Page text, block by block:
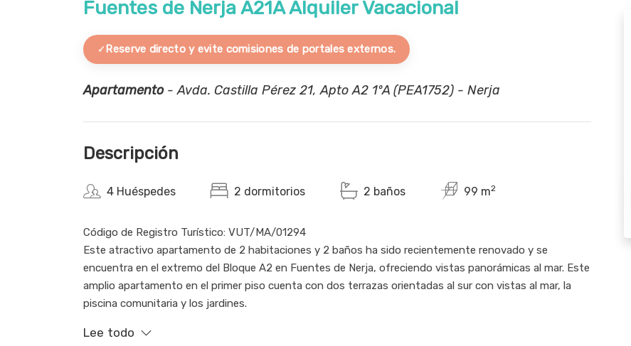
Fuentes de Nerja A21A Alquiler Vacacional
Reserve directo y evite comisiones de portales externos.
Apartamento- Avda. Castilla Pérez 21, Apto A2 1ºA (PEA1752) - Nerja
Descripción
4 Huéspedes 2 dormitorios 2 baños 99 m2
Código de Registro Turístico: VUT/MA/01294
Este atractivo apartamento de 2 habitaciones y 2 baños ha sido recientemente renovado y se
encuentra en el extremo del Bloque A2 en Fuentes de Nerja, ofreciendo vistas panorámicas al mar. Este
amplio apartamento en el primer piso cuenta con dos terrazas orientadas al sur con vistas al mar, la
piscina comunitaria y los jardines.
La habitación principal dispone de una nueva cama doble, armarios empotrados y un baño completo en
Lee todo